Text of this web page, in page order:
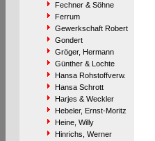
Fechner & Söhne
Ferrum
Gewerkschaft Robert
Gondert
Gröger, Hermann
Günther & Lochte
Hansa Rohstoffverw.
Hansa Schrott
Harjes & Weckler
Hebeler, Ernst-Moritz
Heine, Willy
Hinrichs, Werner